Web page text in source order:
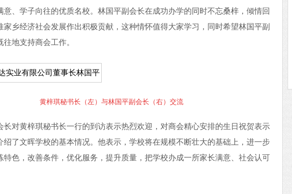
意、学子向往的优质名校。林国平副会长在成功办学的同时不忘桑梓，倾情回
家乡经济社会发展作出积极贡献，这种情怀值得大家学习，同时希望林国平副
地支持商会工作。
黄梓琪秘书长（左）与林国平副会长（右）交流
长对黄梓琪秘书长一行的到访表示热烈欢迎，对商会精心安排的生日祝贺表示
绍了文晖学校的基本情况。他表示，学校将在规模不断壮大的基础上，进一步
特色，改善条件，优化服务，提升质量，把学校办成一所家长满意、社会认可